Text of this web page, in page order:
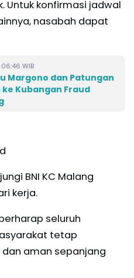
Untuk konfirmasi jadwal
nasabah dapat
WIB
Margono dan Patungan
Kubangan Fraud
BNI KC Malang
kerja.
seluruh
tetap
aman sepanjang